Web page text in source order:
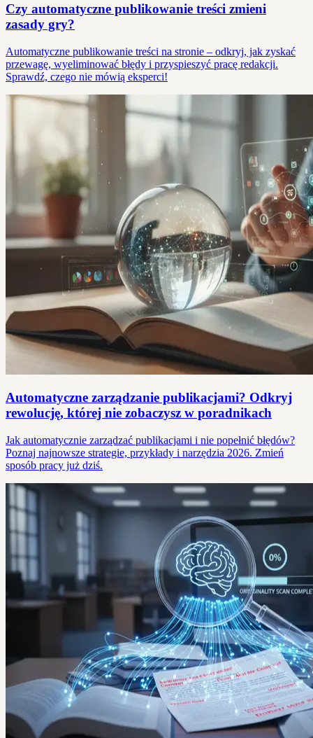
Czy automatyczne publikowanie treści zmieni
zasady gry?
Automatyczne publikowanie treści na stronie – odkryj, jak zyskać
przewagę, wyeliminować błędy i przyspieszyć pracę redakcji.
Sprawdź, czego nie mówią eksperci!
Automatyczne zarządzanie publikacjami? Odkryj
rewolucję, której nie zobaczysz w poradnikach
Jak automatycznie zarządzać publikacjami i nie popełnić błędów?
Poznaj najnowsze strategie, przykłady i narzędzia 2026. Zmień
sposób pracy już dziś.